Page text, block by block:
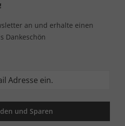
an und erhalte einen
Dankeschön
und Sparen